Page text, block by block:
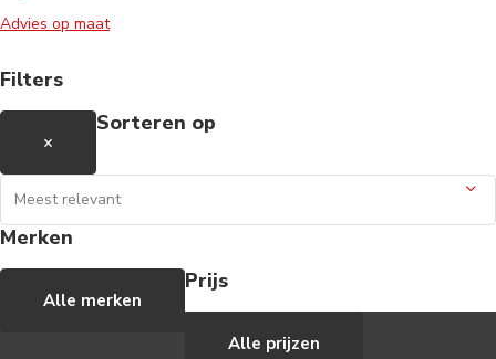
Advies op maat
Filters
×
Sorteren op
Merken
Alle merken
Prijs
Alle prijzen